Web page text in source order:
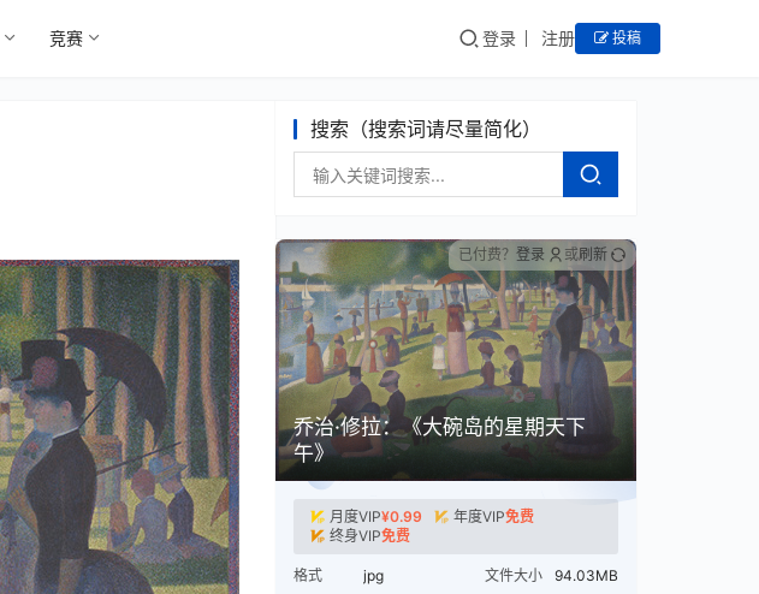
竞赛 登录 注册 投稿
搜索（搜索词请尽量简化）
乔治·修拉：《大碗岛的星期天下
午》
月度VIP¥0.99 年度VIP免费
终身VIP免费
格式 jpg 文件大小
94.03MB
已付费？ 登录 或刷新